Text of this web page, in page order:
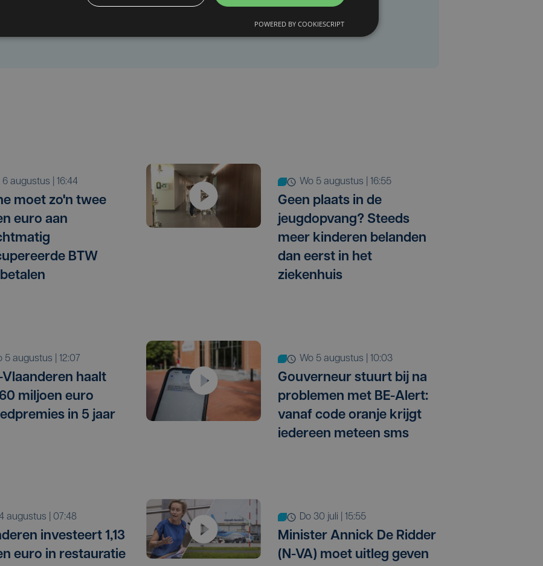
6 augustus | 16:44
moet zo'n twee
euro aan
BTW
wo 5 augustus | 16:55
Geen plaats in de
jeugdopvang? Steeds
meer kinderen belanden
dan eerst in het
ziekenhuis
5 augustus | 12:07
haalt
miljoen euro
in 5 jaar
wo 5 augustus | 10:03
Gouverneur stuurt bij na
problemen met BE-Alert:
vanaf code oranje krijgt
iedereen meteen sms
4 augustus | 07:48
investeert 1,13
euro in restauratie
do 30 juli | 15:55
Minister Annick De Ridder
(N-VA) moet uitleg geven
POWERED BY COOKIESCRIPT